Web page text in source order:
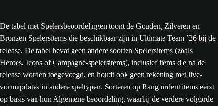
De tabel met Spelersbeoordelingen toont de Gouden, Zilveren en
Bronzen Spelersitems die beschikbaar zijn in Ultimate Team ’26 bij de
release. De tabel bevat geen andere soorten Spelersitems (zoals
Heroes, Icons of Campagne-spelersitems), inclusief items die na de
release worden toegevoegd, en houdt ook geen rekening met live-
vormupdates in andere speltypen. Sorteren op Rang ordent items eerst
op basis van hun Algemene beoordeling, waarbij de verdere volgorde